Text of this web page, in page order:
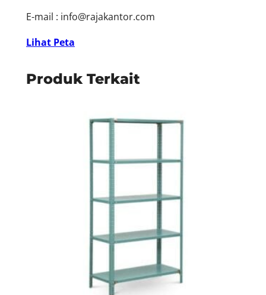
E-mail : info@rajakantor.com
Lihat Peta
Produk Terkait